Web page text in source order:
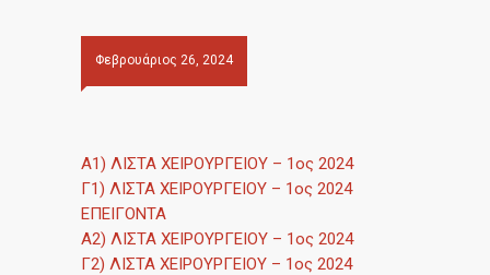
Φεβρουάριος 26, 2024
A1) ΛΙΣΤΑ ΧΕΙΡΟΥΡΓΕΙΟΥ – 1ος 2024
Γ1) ΛΙΣΤΑ ΧΕΙΡΟΥΡΓΕΙΟΥ – 1ος 2024
ΕΠΕΙΓΟΝΤΑ
A2) ΛΙΣΤΑ ΧΕΙΡΟΥΡΓΕΙΟΥ – 1ος 2024
Γ2) ΛΙΣΤΑ ΧΕΙΡΟΥΡΓΕΙΟΥ – 1ος 2024